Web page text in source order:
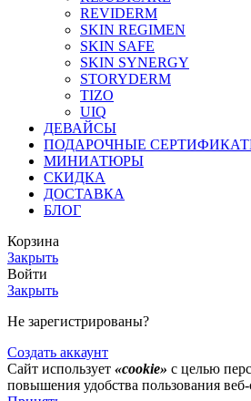
REVIDERM
SKIN REGIMEN
SKIN SAFE
SKIN SYNERGY
STORYDERM
TIZO
UIQ
ДЕВАЙСЫ
ПОДАРОЧНЫЕ
МИНИАТЮРЫ
СКИДКА
ДОСТАВКА
БЛОГ
Корзина
Закрыть
Войти
Закрыть
Не зарегистрированы?
Создать аккаунт
Сайт использует «cookie» с целью
повышения удобства пользования